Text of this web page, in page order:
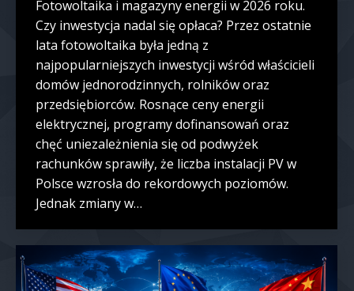
Fotowoltaika i magazyny energii w 2026 roku.
Czy inwestycja nadal się opłaca? Przez ostatnie
lata fotowoltaika była jedną z
najpopularniejszych inwestycji wśród właścicieli
domów jednorodzinnych, rolników oraz
przedsiębiorców. Rosnące ceny energii
elektrycznej, programy dofinansowań oraz
chęć uniezależnienia się od podwyżek
rachunków sprawiły, że liczba instalacji PV w
Polsce wzrosła do rekordowych poziomów.
Jednak zmiany w…